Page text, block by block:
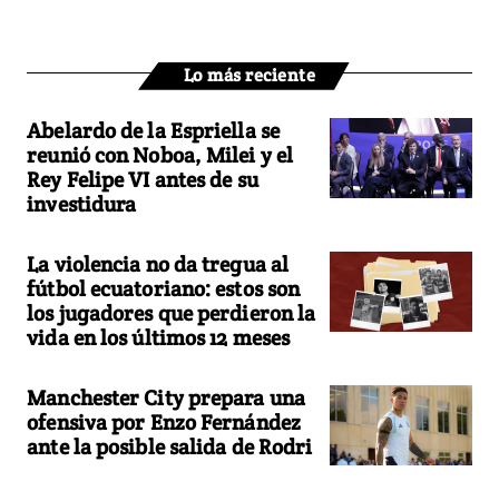
Lo más reciente
Abelardo de la Espriella se
reunió con Noboa, Milei y el
Rey Felipe VI antes de su
investidura
La violencia no da tregua al
fútbol ecuatoriano: estos son
los jugadores que perdieron la
vida en los últimos 12 meses
Manchester City prepara una
ofensiva por Enzo Fernández
ante la posible salida de Rodri